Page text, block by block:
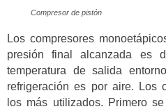
Compresor de pistón
Los compresores
presión final alcanzada
temperatura de salida
refrigeración es por aire. Los
los más utilizados. Primero